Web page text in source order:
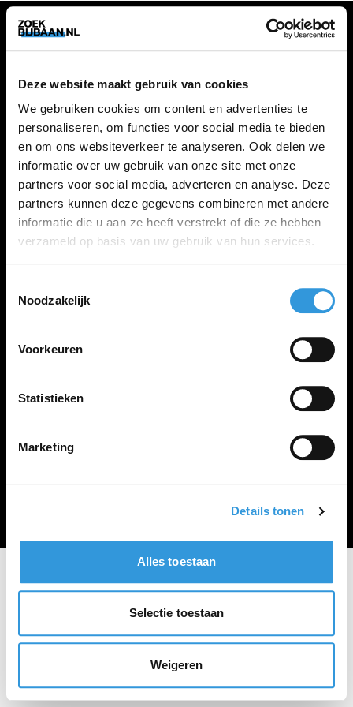
Deze website maakt gebruik van cookies
We gebruiken cookies om content en advertenties te
personaliseren, om functies voor social media te bieden
en om ons websiteverkeer te analyseren. Ook delen we
informatie over uw gebruik van onze site met onze
partners voor social media, adverteren en analyse. Deze
partners kunnen deze gegevens combineren met andere
informatie die u aan ze heeft verstrekt of die ze hebben
verzameld op basis van uw gebruik van hun services.
Noodzakelijk
Voorkeuren
Statistieken
Marketing
Details tonen
Alles toestaan
Selectie toestaan
Weigeren
ZOEKBIJBAAN
FAQ
Kennis maken met MELON
VACATURES
Alle vacatures